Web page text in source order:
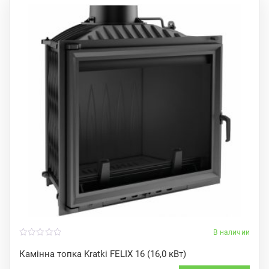
В наличии
Камінна топка Kratki FELIX 16 (16,0 кВт)
o
u